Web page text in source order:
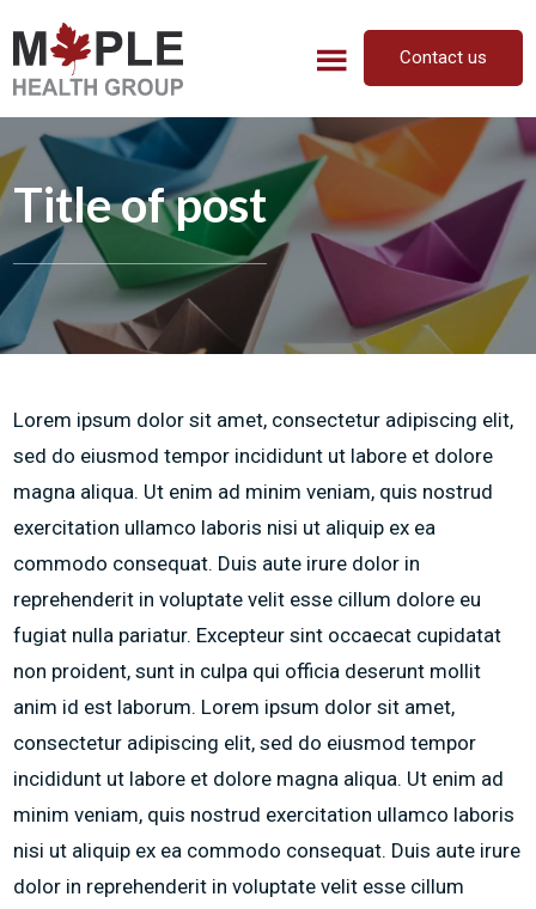
main
footer
Contact us
Title of post
Lorem ipsum dolor sit amet, consectetur adipiscing elit,
sed do eiusmod tempor incididunt ut labore et dolore
magna aliqua. Ut enim ad minim veniam, quis nostrud
exercitation ullamco laboris nisi ut aliquip ex ea
commodo consequat. Duis aute irure dolor in
reprehenderit in voluptate velit esse cillum dolore eu
fugiat nulla pariatur. Excepteur sint occaecat cupidatat
non proident, sunt in culpa qui officia deserunt mollit
anim id est laborum. Lorem ipsum dolor sit amet,
consectetur adipiscing elit, sed do eiusmod tempor
incididunt ut labore et dolore magna aliqua. Ut enim ad
minim veniam, quis nostrud exercitation ullamco laboris
nisi ut aliquip ex ea commodo consequat. Duis aute irure
dolor in reprehenderit in voluptate velit esse cillum